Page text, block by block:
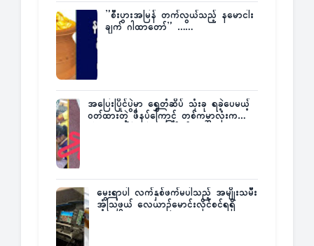
”စီးပွားအမြန် တက်လွယ်သည့် နမောငါး
ချက် ဂါထာတော်” ……
အပြေးပြိုင်ပွဲမှာ ရွှေတံဆိပ် သုံးခု ရခဲ့ပေမယ့်
ဝတ်ထားတဲ့ ဖိနပ်ကြောင့် တစ်ကမ္ဘာလုံးက
မွေးရာပါ လက်နှစ်ဖက်မပါသည့် အမျိုးသမီး
အံ့သြဖွယ် လေယာဉ်မောင်းလိုင်စင်ရရှိ